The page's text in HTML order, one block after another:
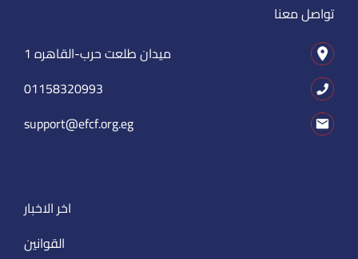
اخر الاخبار
القوانين
تواصل معنا
1 ميدان طلعت حرب-القاهره
01158320993
support@efcf.org.eg